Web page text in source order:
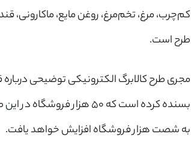
کم‌چرب، مرغ، تخم‌مرغ، روغن مایع، ماکارونی،
طرح است.
مجری طرح کالابرگ الکترونیکی توضیحی
بسنده کرده است که ۵۰
به شصت هزار فروشگاه افزایش خواهد یافت.